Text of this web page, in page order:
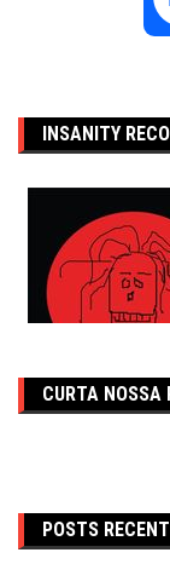
INSANITY
CURTA NOSSA
POSTS